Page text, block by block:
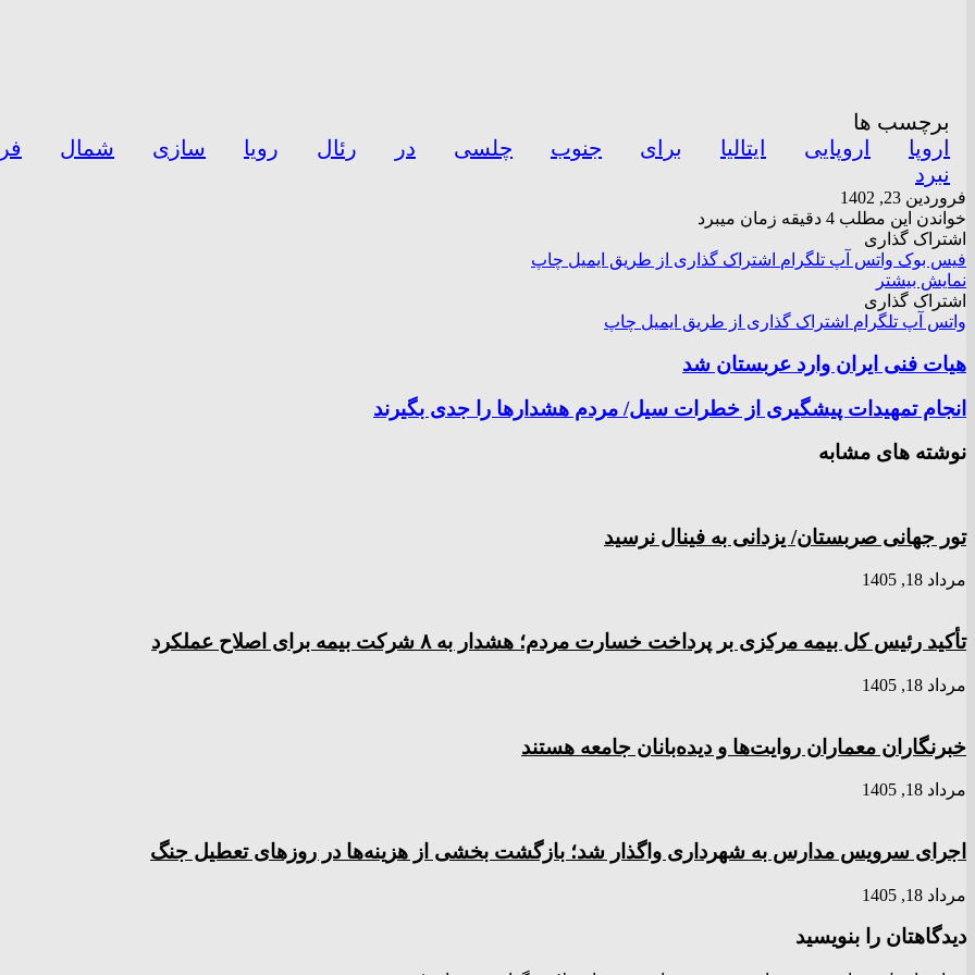
برچسب ها
اروپا
اروپایی ایتالیا برای جنوب چلسی در رئال رویا سازی شمال
نبرد
فروردین 23, 1402
خواندن این مطلب 4 دقیقه زمان میبرد
اشتراک گذاری
فیس بوک واتس آپ تلگرام اشتراک گذاری از طریق ایمیل چاپ
نمایش بیشتر
اشتراک گذاری
واتس آپ تلگرام اشتراک گذاری از طریق ایمیل چاپ
هیات فنی ایران وارد عربستان شد
انجام تمهیدات پیشگیری از خطرات سیل/ مردم هشدارها را جدی بگیرند
نوشته های مشابه
تور جهانی صربستان/ یزدانی به فینال نرسید
مرداد 18, 1405
تأکید رئیس کل بیمه مرکزی بر پرداخت خسارت مردم؛ هشدار به ۸ شرکت‌ بیمه برای اصلاح عملکرد
مرداد 18, 1405
خبرنگاران معماران روایت‌ها و دیده‌بانان جامعه هستند
مرداد 18, 1405
اجرای سرویس مدارس به شهرداری واگذار شد؛ بازگشت بخشی از هزینه‌ها در روزهای تعطیل جنگ
مرداد 18, 1405
دیدگاهتان را بنویسید